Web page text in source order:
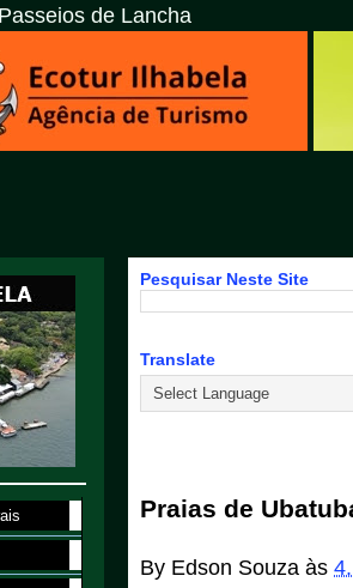
Passeios de Lancha
Pesquisar Neste Site
Translate
Praias de
By Edson Souza às